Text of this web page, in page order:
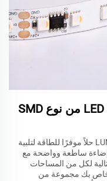
إضاءة موفرة للطاقة مع شرائح LED من نوع SMD
توفر شرائط LED من نوع SMD من LUMIMORE حلاً موفرًا للطاقة لتلبية
إضاءة ساطعة وواضحة مع
لكل من المساحات
بك مجموعة من